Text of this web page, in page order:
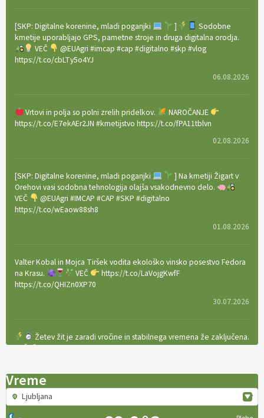
[SKP: Digitalne korenine, mladi poganjki ]
Sodobne
kmetije uporabljajo GPS, pametne stroje in druga digitalna orodja.
VEČ
@EUAgri #imcap #cap #digitalno #skp #vlog
https://t.co/cbLTy5o4YJ
06.08.2026
Vrtovi in polja so polni zrelih pridelkov.
NAROČANJE
https://t.co/E7ekAEr2JN #kmetijstvo https://t.co/fPA11tblvn
02.08.2026
[SKP: Digitalne korenine, mladi poganjki
] Na kmetiji Žigart v
Orehovi vasi sodobna tehnologija olajša vsakodnevno delo.
VEČ
@EUAgri #IMCAP #CAP #SKP #digitalno
https://t.co/wEaow88sh8
01.08.2026
Valter Kobal in Mojca Tiršek vodita ekološko vinsko posestvo Fedora
na Krasu.
VEČ
https://t.co/LaVojgKwfF
https://t.co/QHIZn0XP70
30.07.2026
Žetev žit je zaradi vročine in stabilnega vremena že zaključena.
VEČ
https://t.co/bBWaIz6Hhh https://t.co/TtKoOF5ENS
[EKOloško = LOGIČNO
Ameriške borovnice so odlična izbira za
Vreme
Ljubljana